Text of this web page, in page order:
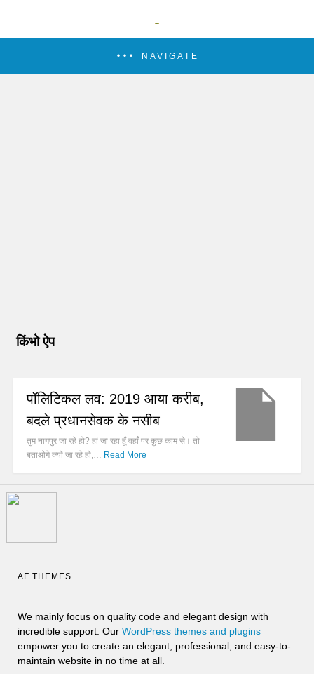
NAVIGATE
किंभो ऐप
पॉलिटिकल लव: 2019 आया करीब,
बदले प्रधानसेवक के नसीब
तुम नागपुर जा रहे हो? हां जा रहा हूँ वहाँ पर कुछ काम से। तो
बताओगे क्यों जा रहे हो,… Read More
AF THEMES
We mainly focus on quality code and elegant design with
incredible support. Our WordPress themes and plugins
empower you to create an elegant, professional, and easy-to-
maintain website in no time at all.